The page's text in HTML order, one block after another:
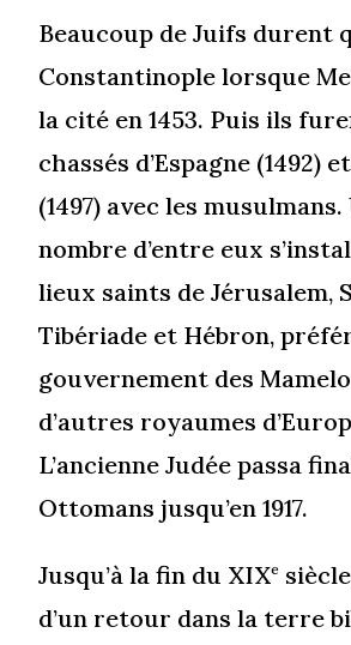
Beaucoup de Juifs durent
Constantinople lorsque
la cité en 1453. Puis ils
chassés d’Espagne (1492)
(1497) avec les
nombre d’entre eux
lieux saints de Jérusalem,
Tibériade et Hébron,
gouvernement des
d’autres royaumes
L’ancienne Judée passa
Ottomans jusqu’en 1917.
Jusqu’à la fin du XIXe
d’un retour dans la terre